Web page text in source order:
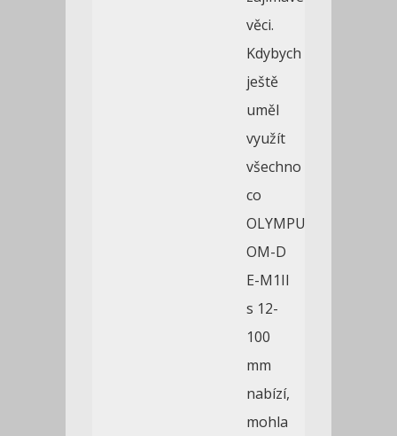
věci.
Kdybych
ještě
uměl
využít
všechno
co
OLYMPUS
OM-D
E-M1II
s 12-
100
mm
nabízí,
mohla